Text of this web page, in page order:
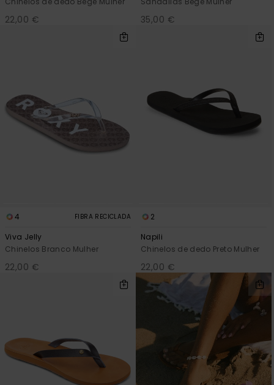
22,00 € 35,00 €
4 FIBRA RECICLADA
Viva Jelly
Chinelos Branco Mulher
22,00 €
2
Napili
Chinelos de dedo Preto Mulher
22,00 €